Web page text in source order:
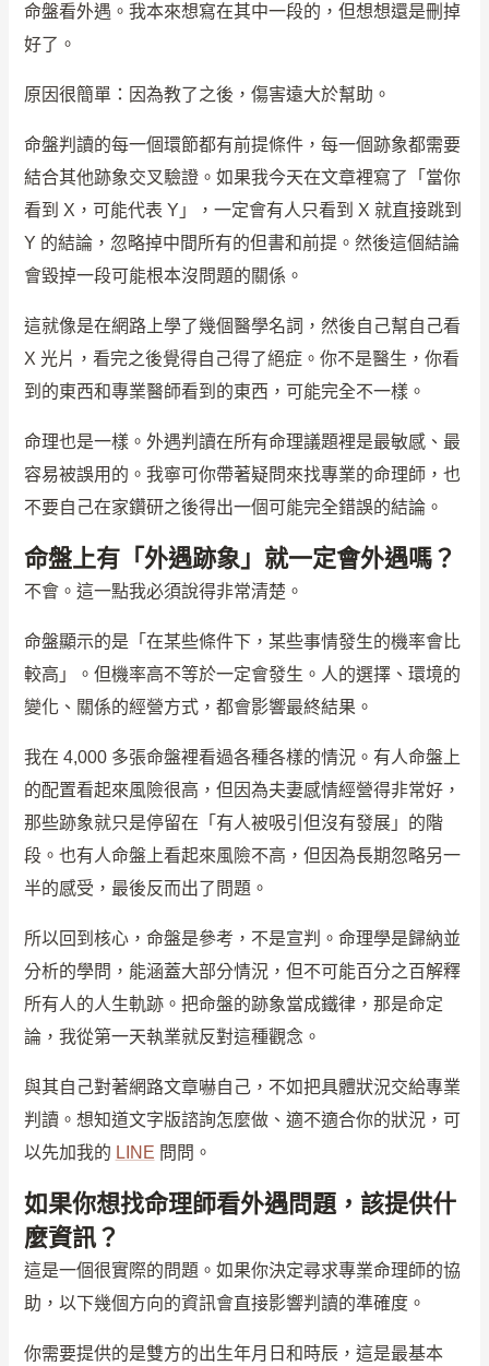
命盤看外遇。我本來想寫在其中一段的，但想想還是刪掉
好了。
原因很簡單：因為教了之後，傷害遠大於幫助。
命盤判讀的每一個環節都有前提條件，每一個跡象都需要
結合其他跡象交叉驗證。如果我今天在文章裡寫了「當你
看到 X，可能代表 Y」，一定會有人只看到 X 就直接跳到
Y 的結論，忽略掉中間所有的但書和前提。然後這個結論
會毀掉一段可能根本沒問題的關係。
這就像是在網路上學了幾個醫學名詞，然後自己幫自己看
X 光片，看完之後覺得自己得了絕症。你不是醫生，你看
到的東西和專業醫師看到的東西，可能完全不一樣。
命理也是一樣。外遇判讀在所有命理議題裡是最敏感、最
容易被誤用的。我寧可你帶著疑問來找專業的命理師，也
不要自己在家鑽研之後得出一個可能完全錯誤的結論。
命盤上有「外遇跡象」就一定會外遇嗎？
不會。這一點我必須說得非常清楚。
命盤顯示的是「在某些條件下，某些事情發生的機率會比
較高」。但機率高不等於一定會發生。人的選擇、環境的
變化、關係的經營方式，都會影響最終結果。
我在 4,000 多張命盤裡看過各種各樣的情況。有人命盤上
的配置看起來風險很高，但因為夫妻感情經營得非常好，
那些跡象就只是停留在「有人被吸引但沒有發展」的階
段。也有人命盤上看起來風險不高，但因為長期忽略另一
半的感受，最後反而出了問題。
所以回到核心，命盤是參考，不是宣判。命理學是歸納並
分析的學問，能涵蓋大部分情況，但不可能百分之百解釋
所有人的人生軌跡。把命盤的跡象當成鐵律，那是命定
論，我從第一天執業就反對這種觀念。
與其自己對著網路文章嚇自己，不如把具體狀況交給專業
判讀。想知道文字版諮詢怎麼做、適不適合你的狀況，可
以先加我的 LINE 問問。
如果你想找命理師看外遇問題，該提供什
麼資訊？
這是一個很實際的問題。如果你決定尋求專業命理師的協
助，以下幾個方向的資訊會直接影響判讀的準確度。
你需要提供的是雙方的出生年月日和時辰，這是最基本